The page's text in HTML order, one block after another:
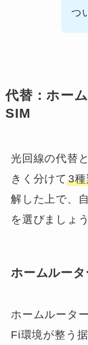
つ
代替：ホー
SIM
光回線の代替
きく分けて 3種
解した上で、
を選びましょう
ホームルー
ホームルータ
Fi環境が整う